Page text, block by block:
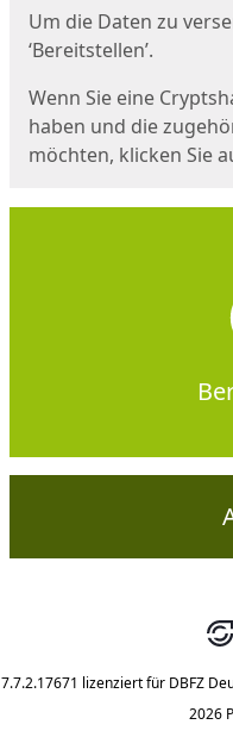
Um die Daten zu
‘Bereitstellen’.
Wenn Sie eine
haben und die
möchten, klicken Sie
7.7.2.17671 lizenziert für DBFZ
2026